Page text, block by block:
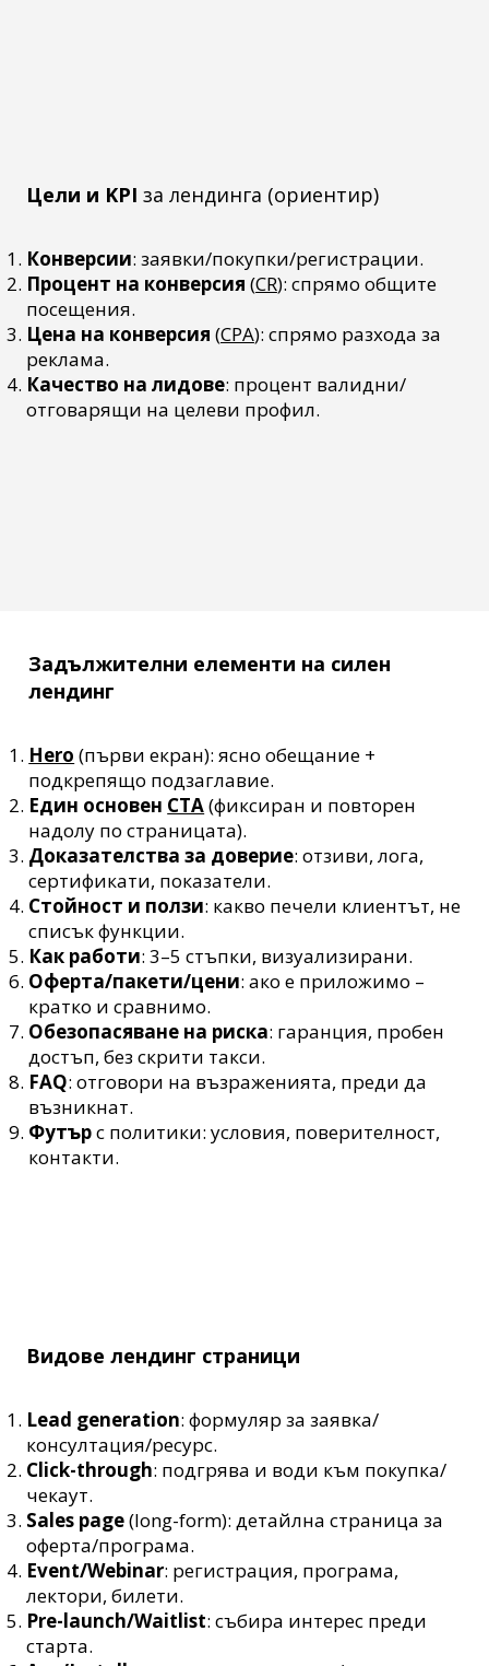
Цели и KPI за лендинга (ориентир)
Конверсии: заявки/покупки/регистрации.
Процент на конверсия (CR): спрямо общите
посещения.
Цена на конверсия (CPA): спрямо разхода за
реклама.
Качество на лидове: процент валидни/
отговарящи на целеви профил.
Задължителни елементи на силен
лендинг
Hero (първи екран): ясно обещание +
подкрепящо подзаглавие.
Един основен CTA(фиксиран и повторен
надолу по страницата).
Доказателства за доверие: отзиви, лога,
сертификати, показатели.
Стойност и ползи: какво печели клиентът, не
списък функции.
Как работи: 3–5 стъпки, визуализирани.
Оферта/пакети/цени: ако е приложимо –
кратко и сравнимо.
Обезопасяване на риска: гаранция, пробен
достъп, без скрити такси.
FAQ: отговори на възраженията, преди да
възникнат.
Футърс политики: условия, поверителност,
контакти.
Видове лендинг страници
Lead generation: формуляр за заявка/
консултация/ресурс.
Click-through: подгрява и води към покупка/
чекаут.
Sales page(long-form): детайлна страница за
оферта/програма.
Event/Webinar: регистрация, програма,
лектори, билети.
Pre-launch/Waitlist: събира интерес преди
старта.